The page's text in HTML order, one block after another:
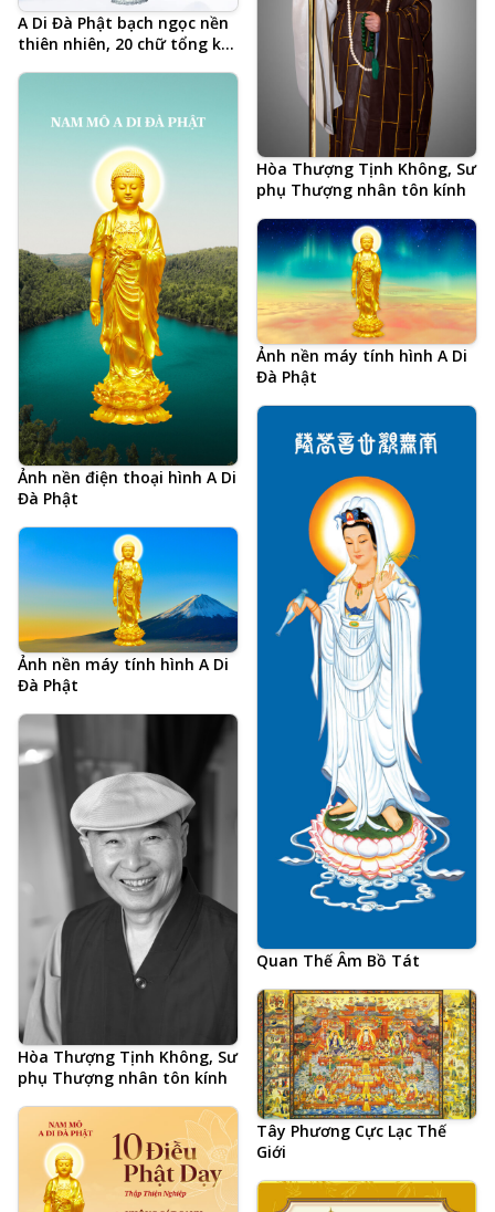
Hòa Thượng Tịnh Không, Sư
phụ Thượng nhân tôn kính
A Di Đà Phật bạch ngọc nền
thiên nhiên, 20 chữ tổng kết
Hòa Thượng Tịnh Không,
Phật hiệu viết tiếng Trung
Ảnh nền điện thoại hình A Di
Đà Phật
Ảnh nền máy tính hình A Di
Đà Phật
Quan Thế Âm Bồ Tát
Ảnh nền máy tính hình A Di
Đà Phật
Hòa Thượng Tịnh Không, Sư
phụ Thượng nhân tôn kính
Tây Phương Cực Lạc Thế
Giới